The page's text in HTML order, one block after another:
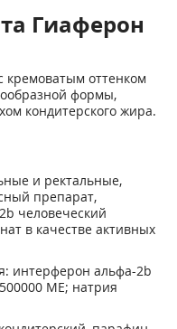
Гиаферон
кремоватым оттенком
формы,
кондитерского жира.
и ректальные,
препарат,
человеческий
в качестве активных
интерферон альфа-2b
ME; натрия